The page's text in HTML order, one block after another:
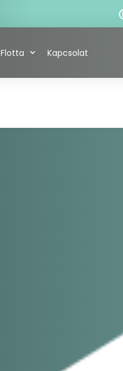
Flotta Kapcsolat